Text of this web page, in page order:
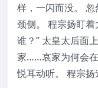
样，一闪而没。
颈侧。 程宗扬盯
谁？” 太皇太后面
家……哀家为何会
悦耳动听。 程宗扬